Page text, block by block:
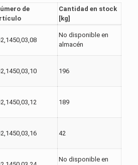
de
Cantidad en stock
[kg]
No disponible en
almacén
196
189
42
No disponible en